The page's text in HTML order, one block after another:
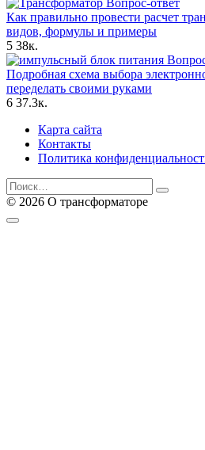
Как правильно провести расчет
видов, формулы и примеры
5 38к.
Подробная схема выбора
переделать своими руками
6 37.3к.
Карта сайта
Контакты
Политика
Search
for:
© 2026 О трансформаторе